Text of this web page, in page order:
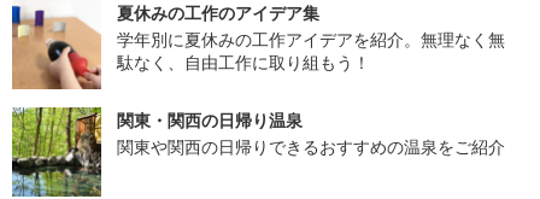
夏休みの工作のアイデア集
学年別に夏休みの工作アイデアを紹介。無理なく無
駄なく、自由工作に取り組もう！
関東・関西の日帰り温泉
関東や関西の日帰りできるおすすめの温泉をご紹介